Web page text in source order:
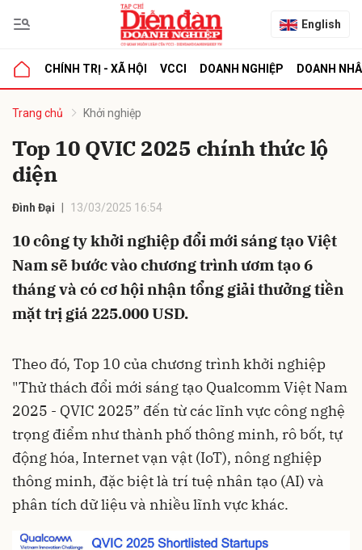
English
CHÍNH TRỊ - XÃ HỘI VCCI DOANH NGHIỆP DOANH
Trang chủ Khởi nghiệp
Top 10 QVIC 2025 chính thức lộ
diện
Đình Đại 13/03/2025 16:54
10 công ty khởi nghiệp đổi mới sáng tạo Việt
Nam sẽ bước vào chương trình ươm tạo 6
tháng và có cơ hội nhận tổng giải thưởng tiền
mặt trị giá 225.000 USD.
Theo đó, Top 10 của chương trình khởi nghiệp
"Thử thách đổi mới sáng tạo Qualcomm Việt Nam
2025 - QVIC 2025” đến từ các lĩnh vực công nghệ
trọng điểm như thành phố thông minh, rô bốt, tự
động hóa, Internet vạn vật (IoT), nông nghiệp
thông minh, đặc biệt là trí tuệ nhân tạo (AI) và
phân tích dữ liệu và nhiều lĩnh vực khác.
luận
Hủy